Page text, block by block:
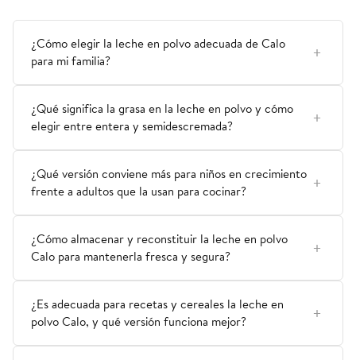
¿Cómo elegir la leche en polvo adecuada de Calo
para mi familia?
¿Qué significa la grasa en la leche en polvo y cómo
elegir entre entera y semidescremada?
¿Qué versión conviene más para niños en crecimiento
frente a adultos que la usan para cocinar?
¿Cómo almacenar y reconstituir la leche en polvo
Calo para mantenerla fresca y segura?
¿Es adecuada para recetas y cereales la leche en
polvo Calo, y qué versión funciona mejor?